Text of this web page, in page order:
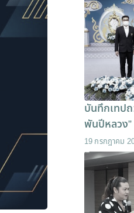
บันทึกเทป
พันปีหลวง”
19 กรกฎาคม